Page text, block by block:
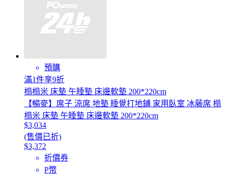
預購
滿1件享9折
榻榻米 床墊 午睡墊 床邊軟墊 200*220cm
【暢麥】席子 涼席 地墊 睡覺打地鋪 家用臥室 冰藤席 榻
榻米 床墊 午睡墊 床邊軟墊 200*220cm
$3,034
(售價已折)
$3,372
折價券
P幣